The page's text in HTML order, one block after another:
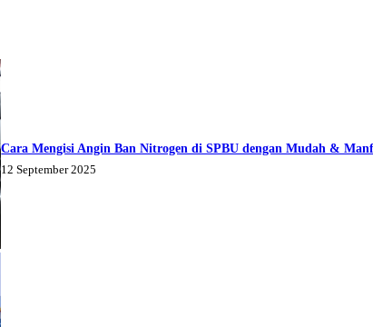
Cara Mengisi Angin Ban Nitrogen di SPBU dengan Mudah &
12 September 2025